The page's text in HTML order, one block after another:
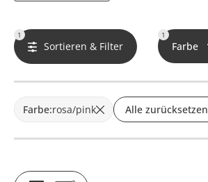
1
Sortieren & Filter
1
Farbe
Farbe:rosa/pink Alle zurücksetzen